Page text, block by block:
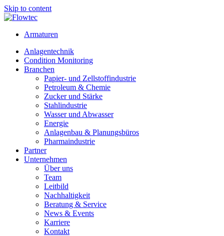
Skip to content
Armaturen
Anlagentechnik
Condition Monitoring
Branchen
Papier- und Zellstoffindustrie
Petroleum & Chemie
Zucker und Stärke
Stahlindustrie
Wasser und Abwasser
Energie
Anlagenbau & Planungsbüros
Pharmaindustrie
Partner
Unternehmen
Über uns
Team
Leitbild
Nachhaltigkeit
Beratung & Service
News & Events
Karriere
Kontakt